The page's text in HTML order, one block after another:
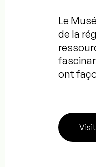
Le
de la
ont